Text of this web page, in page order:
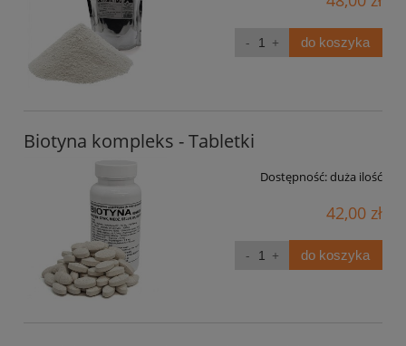
do koszyka
Biotyna kompleks - Tabletki
Dostępność:duża ilość
42,00 zł
do koszyka